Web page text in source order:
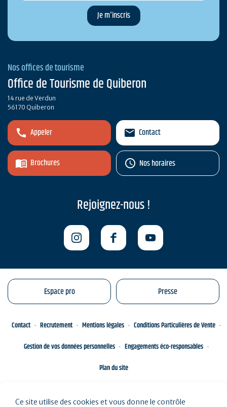
Nos offices de tourisme
Office de Tourisme de Quiberon
14 rue de Verdun
56170 Quiberon
Appeler
Brochures
Contact
Nos horaires
Rejoignez-nous !
Espace pro Presse
Contact Recrutement Mentions légales
Conditions Particulières de Vente
Gestion de vos données personnelles
Engagements éco-responsables
Plan du site
Ce site utilise des cookies et vous donne le contrôle